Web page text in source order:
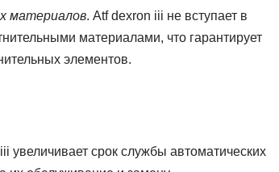
материалов. Atf dexron iii не вступает в
материалами, что гарантирует
элементов.
увеличивает срок службы автоматических